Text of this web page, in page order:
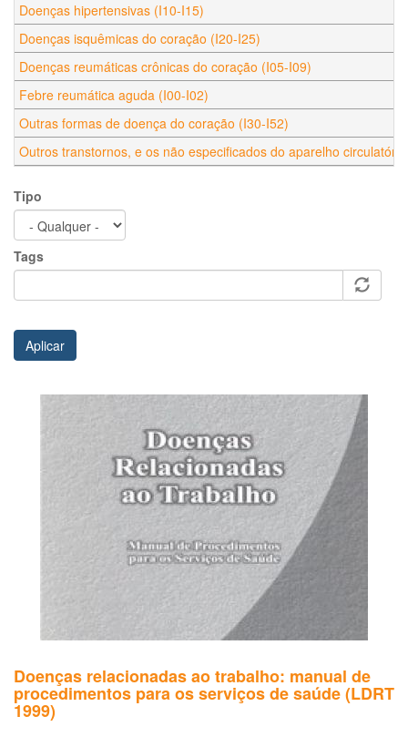
Doenças hipertensivas (I10-I15)
Doenças isquêmicas do coração (I20-I25)
Doenças reumáticas crônicas do coração (I05-I09)
Febre reumática aguda (I00-I02)
Outras formas de doença do coração (I30-I52)
Outros transtornos, e os não especificados do aparelho
Tipo
Tags
Aplicar
Doenças relacionadas ao trabalho: manual de
procedimentos para os serviços de saúde (LDRT
1999)